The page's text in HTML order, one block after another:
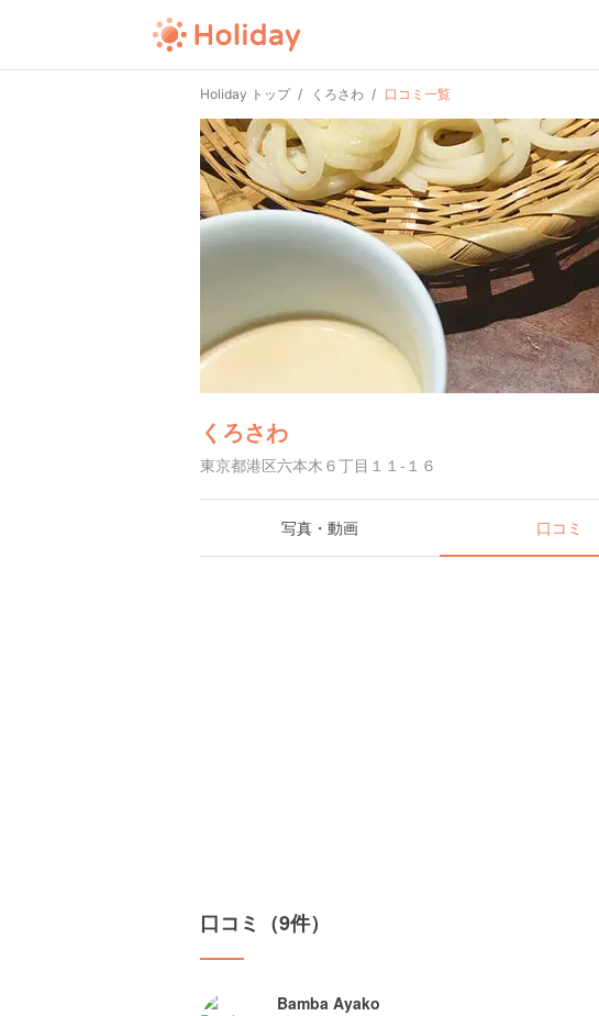
Holiday トップ くろさわ 口コミ一覧
くろさわ
東京都港区六本木６丁目１１-１６
写真・動画 口コミ
口コミ（9件）
Bamba Ayako